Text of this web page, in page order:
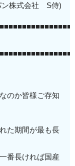
ン株式会社 S侍)
のか皆様ご存知
た期間が最も長
番長ければ国産